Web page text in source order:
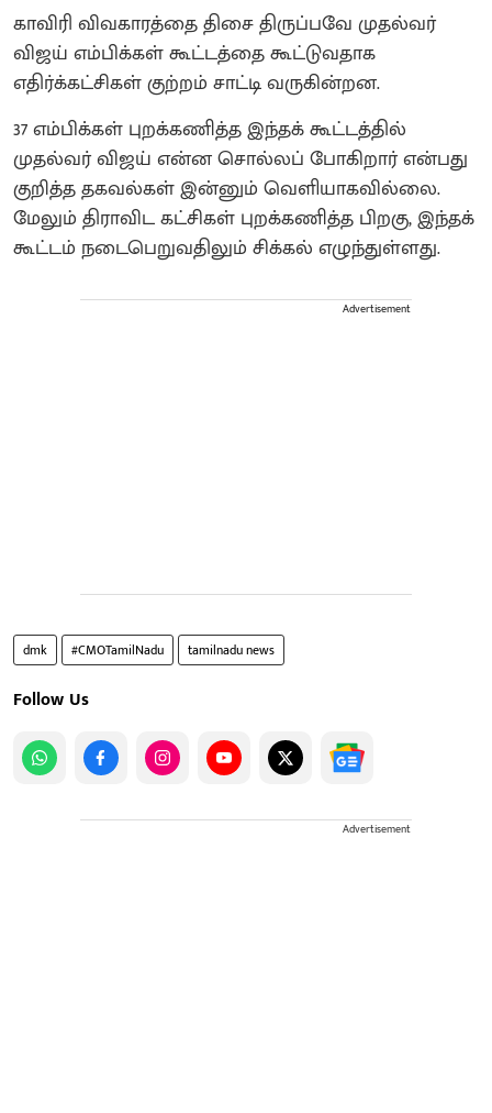
காவிரி விவகாரத்தை திசை திருப்பவே முதல்வர்
விஜய் எம்பிக்கள் கூட்டத்தை கூட்டுவதாக
எதிர்க்கட்சிகள் குற்றம் சாட்டி வருகின்றன.
37 எம்பிக்கள் புறக்கணித்த இந்தக் கூட்டத்தில்
முதல்வர் விஜய் என்ன சொல்லப் போகிறார் என்பது
குறித்த தகவல்கள் இன்னும் வெளியாகவில்லை.
மேலும் திராவிட கட்சிகள் புறக்கணித்த பிறகு, இந்தக்
கூட்டம் நடைபெறுவதிலும் சிக்கல் எழுந்துள்ளது.
Advertisement
dmk #CMOTamilNadu tamilnadu news
Follow Us
Advertisement